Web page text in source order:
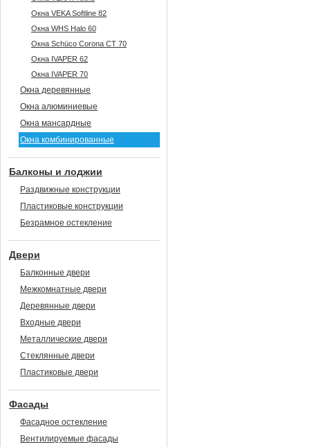
Окна VEKA Softline 82
Окна WHS Halo 60
Окна Sсhüco Corona CT 70
Окна IVAPER 62
Окна IVAPER 70
Окна деревянные
Окна алюминиевые
Окна мансардные
Окна комбинированные
Балконы и лоджии
Раздвижные конструкции
Пластиковые конструкции
Безрамное остекление
Двери
Балконные двери
Межкомнатные двери
Деревянные двери
Входные двери
Металлические двери
Стеклянные двери
Пластиковые двери
Фасады
Фасадное остекление
Вентилируемые фасады